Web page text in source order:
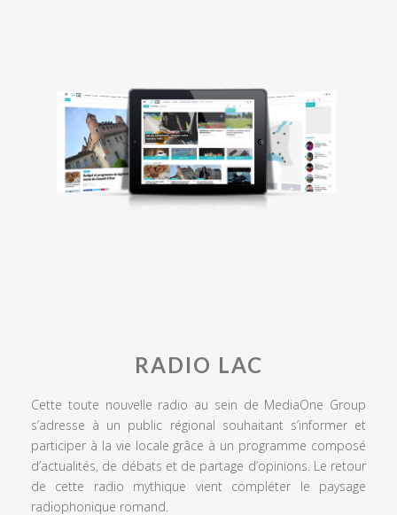
RADIO LAC
Cette toute nouvelle radio au sein de MediaOne Group
s’adresse à un public régional souhaitant s’informer et
participer à la vie locale grâce à un programme composé
d’actualités, de débats et de partage d’opinions. Le retour
de cette radio mythique vient compléter le paysage
radiophonique romand.